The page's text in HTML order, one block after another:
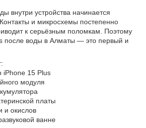
внутри устройства начинается
и микросхемы постепенно
к серьёзным поломкам. Поэтому
после воды в Алматы — это первый и
15 Plus
модуля
платы
окислов
ванне